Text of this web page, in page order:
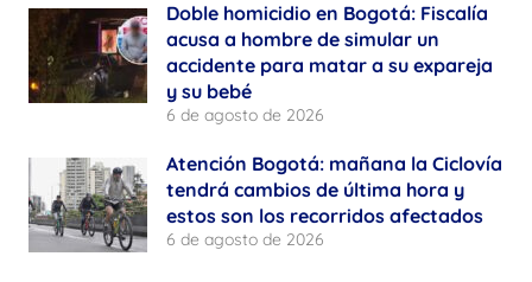
Doble homicidio en Bogotá: Fiscalía
acusa a hombre de simular un
accidente para matar a su expareja
y su bebé
6 de agosto de 2026
Atención Bogotá: mañana la Ciclovía
tendrá cambios de última hora y
estos son los recorridos afectados
6 de agosto de 2026